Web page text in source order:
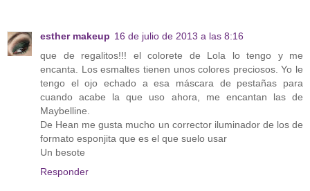
esther makeup 16 de julio de 2013 a las 8:16
que de regalitos!!! el colorete de Lola lo tengo y me
encanta. Los esmaltes tienen unos colores preciosos. Yo le
tengo el ojo echado a esa máscara de pestañas para
cuando acabe la que uso ahora, me encantan las de
Maybelline.
De Hean me gusta mucho un corrector iluminador de los de
formato esponjita que es el que suelo usar
Un besote
Responder